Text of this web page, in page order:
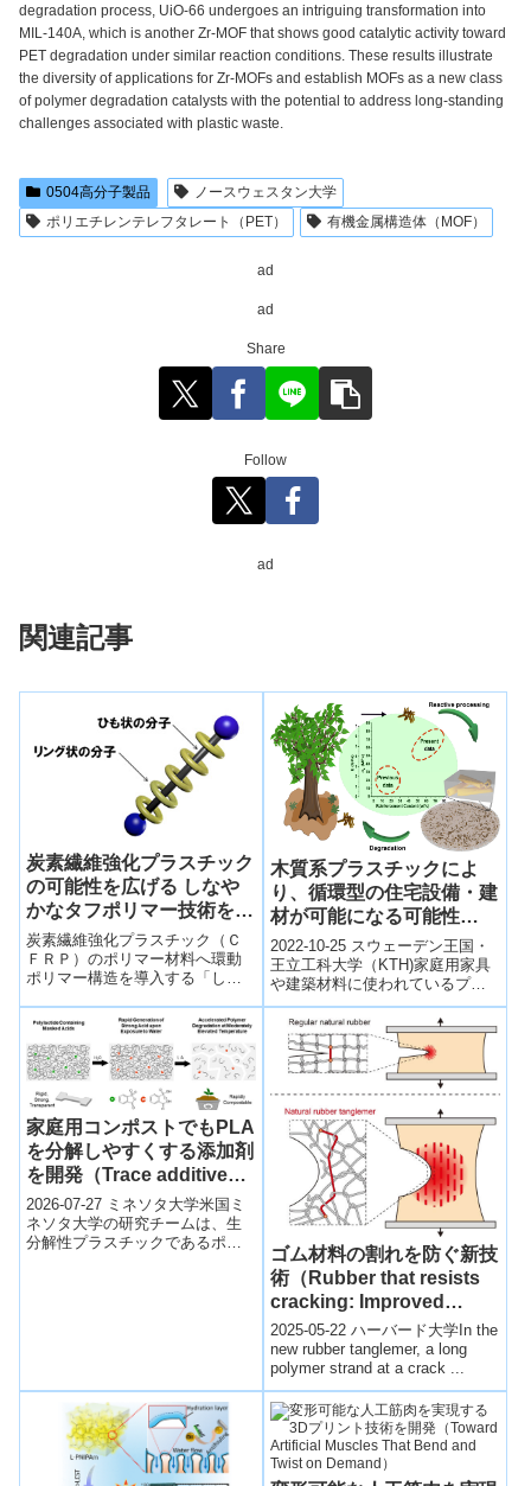
degradation process, UiO-66 undergoes an intriguing transformation into
MIL-140A, which is another Zr-MOF that shows good catalytic activity toward
PET degradation under similar reaction conditions. These results illustrate
the diversity of applications for Zr-MOFs and establish MOFs as a new class
of polymer degradation catalysts with the potential to address long-standing
challenges associated with plastic waste.
0504高分子製品
ノースウェスタン大学
ポリエチレンテレフタレート（PET）
有機金属構造体（MOF）
ad
ad
Share
Follow
ad
関連記事
炭素繊維強化プラスチック
の可能性を広げる しなや
かなタフポリマー技術を開
発
炭素繊維強化プラスチック（Ｃ
ＦＲＰ）のポリマー材料へ環動
ポリマー構造を導入する「しな
を確立した。ＣＦＲＰのマトリ
ックス樹脂中に環動ポリマーを
ナノスケールで均一に分散する
ことに成功し、約３倍の耐疲労
特性を実現。
木質系プラスチックによ
り、循環型の住宅設備・建
材が可能になる可能性
(Wood-based plastic may
enable circular home
furnishings and building
materials)
2022-10-25 スウェーデン王国・
王立工科大学（KTH)家庭用家具
や建築材料に使われているプラ
スチックは、半構造的な強度を
持つ新しい種類の木質系分解性
プラ...
家庭用コンポストでもPLA
を分解しやすくする添加剤
を開発（Trace additive
could help compostable
PLA plastics break down
in backyard bins）
2026-07-27 ミネソタ大学米国ミ
ネソタ大学の研究チームは、生
分解性プラスチックであるポリ
ゴム材料の割れを防ぐ新技
術（Rubber that resists
cracking: Improved
process makes material
10 times stronger）
2025-05-22 ハーバード大学In the
new rubber tanglemer, a long
polymer strand at a crack ...